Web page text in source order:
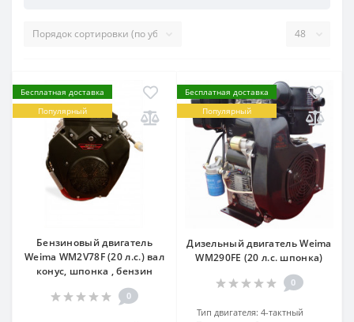
Бесплатная доставка
Популярный
Бензиновый двигатель
Weima WM2V78F (20 л.с.) вал
конус, шпонка , бензин
0
Бесплатная доставка
Популярный
Дизельный двигатель Weima
WM290FE (20 л.с. шпонка)
0
Тип двигателя: 4-тактный